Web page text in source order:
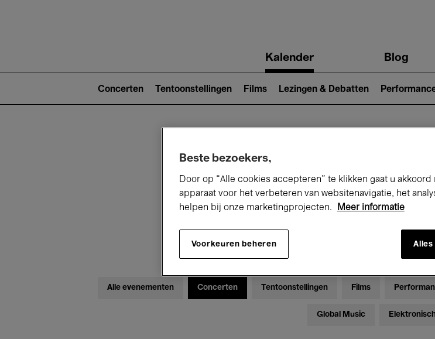
navigationKalender Blog
2)
Concerten Tentoonstellingen Films Lezingen & Debatten
Alle evenementen Concerten Tentoonstellingen Films
Global Music
Beste bezoekers,
Door op “Alle cookies accepteren” te klikken gaat u
apparaat voor het verbeteren van websitenavigatie, het
helpen bij onze marketingprojecten.
Meer informatie
Voorkeuren beheren Alles